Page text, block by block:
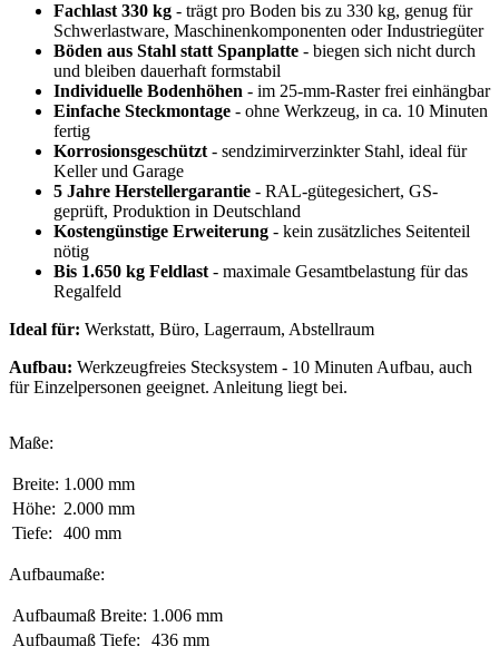
Fachlast 330 kg - trägt pro Boden bis zu 330 kg, genug für
Schwerlastware, Maschinenkomponenten oder Industriegüter
Böden aus Stahl statt Spanplatte - biegen sich nicht durch
und bleiben dauerhaft formstabil
Individuelle Bodenhöhen - im 25-mm-Raster frei einhängbar
Einfache Steckmontage - ohne Werkzeug, in ca. 10 Minuten
fertig
Korrosionsgeschützt- sendzimirverzinkter Stahl, ideal für
Keller und Garage
5 Jahre Herstellergarantie - RAL-gütegesichert, GS-
geprüft, Produktion in Deutschland
Kostengünstige Erweiterung - kein zusätzliches Seitenteil
nötig
Bis 1.650 kg Feldlast- maximale Gesamtbelastung für das
Regalfeld
Ideal für: Werkstatt, Büro, Lagerraum, Abstellraum
Aufbau: Werkzeugfreies Stecksystem - 10 Minuten Aufbau, auch
für Einzelpersonen geeignet. Anleitung liegt bei.
Maße:
Breite: 1.000 mm
Höhe: 2.000 mm
Tiefe:
400 mm
Aufbaumaße:
Aufbaumaß Breite: 1.006 mm
Aufbaumaß Tiefe:
436 mm